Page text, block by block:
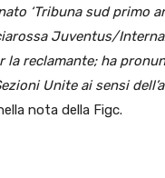
‘Tribuna sud primo
Juventus/
la reclamante; ha
Unite ai sensi
nota della Figc.